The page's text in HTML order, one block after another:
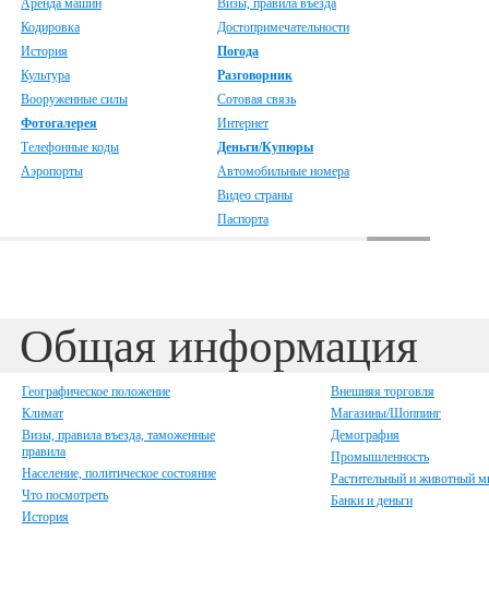
Аренда машин
Кодировка
История
Культура
Вооруженные силы
Фотогалерея
Телефонные коды
Аэропорты
Визы, правила въезда
Достопримечательности
Погода
Разговорник
Сотовая связь
Интернет
Деньги/Купюры
Автомобильные номера
Видео страны
Паспорта
Общая информация
Географическое положение
Климат
Визы, правила въезда, таможенные
правила
Население, политическое состояние
Что посмотреть
История
Внешняя торговля
Магазины/Шоппинг
Демография
Промышленность
Растительный и животный
Банки и деньги